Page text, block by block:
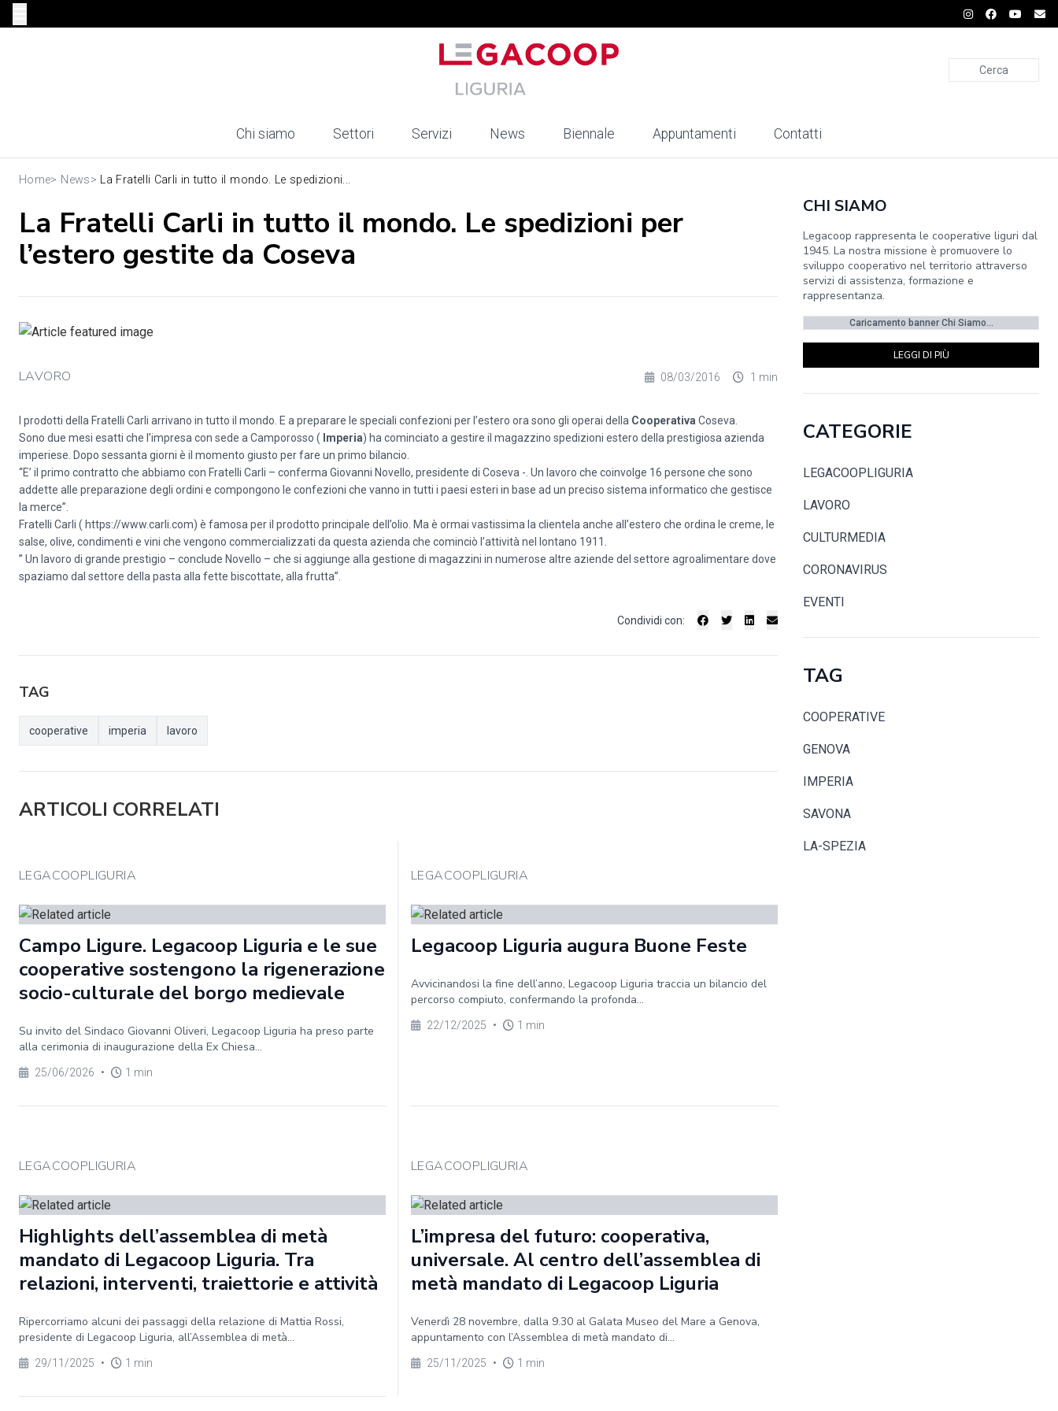
Cerca
Chi siamo Settori Servizi News Biennale Appuntamenti Contatti
Home> News> La Fratelli Carli in tutto il mondo. Le spedizioni...
La Fratelli Carli in tutto il mondo. Le spedizioni per
l’estero gestite da Coseva
LAVORO 08/03/2016 1 min
I prodotti della Fratelli Carli arrivano in tutto il mondo. E a preparare le speciali confezioni per l’estero ora sono gli operai della Cooperativa Coseva.
Sono due mesi esatti che l’impresa con sede a Camporosso ( Imperia) ha cominciato a gestire il magazzino spedizioni estero della prestigiosa azienda
imperiese. Dopo sessanta giorni è il momento giusto per fare un primo bilancio.
“E’ il primo contratto che abbiamo con Fratelli Carli – conferma Giovanni Novello, presidente di Coseva -. Un lavoro che coinvolge 16 persone che sono
addette alle preparazione degli ordini e compongono le confezioni che vanno in tutti i paesi esteri in base ad un preciso sistema informatico che gestisce
la merce”.
Fratelli Carli ( https://www.carli.com) è famosa per il prodotto principale dell’olio. Ma è ormai vastissima la clientela anche all’estero che ordina le creme, le
salse, olive, condimenti e vini che vengono commercializzati da questa azienda che cominciò l’attività nel lontano 1911.
” Un lavoro di grande prestigio – conclude Novello – che si aggiunge alla gestione di magazzini in numerose altre aziende del settore agroalimentare dove
spaziamo dal settore della pasta alla fette biscottate, alla frutta”.
Condividi con:
TAG
cooperative imperia lavoro
ARTICOLI CORRELATI
LEGACOOPLIGURIA
Campo Ligure. Legacoop Liguria e le sue
cooperative sostengono la rigenerazione
socio-culturale del borgo medievale
Su invito del Sindaco Giovanni Oliveri, Legacoop Liguria ha preso parte
alla cerimonia di inaugurazione della Ex Chiesa...
25/06/2026 • 1 min
LEGACOOPLIGURIA
Legacoop Liguria augura Buone Feste
Avvicinandosi la fine dell’anno, Legacoop Liguria traccia un bilancio del
percorso compiuto, confermando la profonda...
22/12/2025 • 1 min
LEGACOOPLIGURIA
Highlights dell’assemblea di metà
mandato di Legacoop Liguria. Tra
relazioni, interventi, traiettorie e attività
Ripercorriamo alcuni dei passaggi della relazione di Mattia Rossi,
presidente di Legacoop Liguria, all’Assemblea di metà...
29/11/2025 • 1 min
LEGACOOPLIGURIA
L’impresa del futuro: cooperativa,
universale. Al centro dell’assemblea di
metà mandato di Legacoop Liguria
Venerdì 28 novembre, dalla 9.30 al Galata Museo del Mare a Genova,
appuntamento con l’Assemblea di metà mandato di...
25/11/2025 • 1 min
CHI SIAMO
Legacoop rappresenta le cooperative liguri dal
1945. La nostra missione è promuovere lo
sviluppo cooperativo nel territorio attraverso
servizi di assistenza, formazione e
rappresentanza.
Caricamento banner Chi Siamo...
LEGGI DI PIÙ
CATEGORIE
LEGACOOPLIGURIA
LAVORO
CULTURMEDIA
CORONAVIRUS
EVENTI
TAG
COOPERATIVE
GENOVA
IMPERIA
SAVONA
LA-SPEZIA